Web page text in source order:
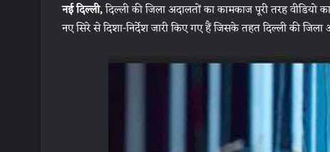
नई दिल्ली,दिल्ली की जिला अदालतों का कामकाज पूरी तरह वीडियो
नए सिरे से दिशा-निर्देश जारी किए गए हैं जिसके तहत दिल्ली की जिला